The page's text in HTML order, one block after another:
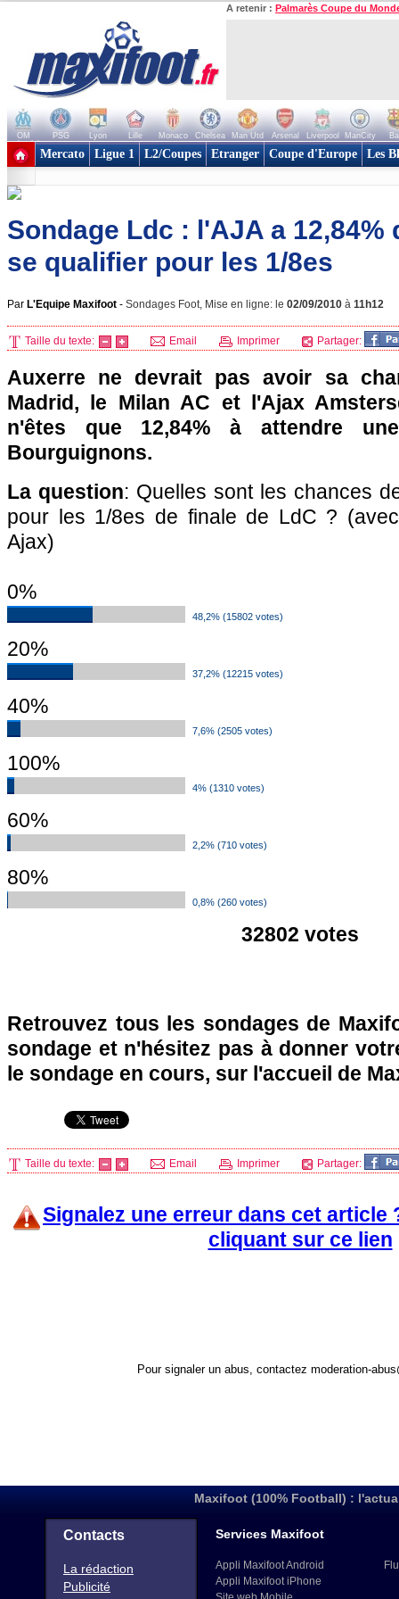
A retenir : Palmarès Coupe du
OM PSG Lyon Lille Monaco Chelsea Man Utd Arsenal Liverpool ManCity
+ de clubs
Mercato Ligue 1 L2/Coupes Etranger Coupe d'Europe Les
Sondage Ldc : l'AJA a 12,84%
se qualifier pour les 1/8es
Par L'Equipe Maxifoot - Sondages Foot, Mise en ligne: le 02/09/2010 à 11h12
Taille du texte: Email Imprimer Partager:
Auxerre ne devrait pas avoir sa
Madrid, le Milan AC et l'Ajax
n'êtes que 12,84% à attendre
Bourguignons.
La question: Quelles sont les chances
pour les 1/8es de finale de LdC ?
Ajax)
0%
48,2% (15802 votes)
20%
37,2% (12215 votes)
40%
7,6% (2505 votes)
100%
4% (1310 votes)
60%
2,2% (710 votes)
80%
0,8% (260 votes)
32802 votes
Retrouvez tous les sondages de
sondage et n'hésitez pas à donner
le sondage en cours, sur l'accueil de
Taille du texte: Email Imprimer Partager:
Signalez une erreur dans cet article
cliquant sur ce lien
Pour signaler un abus, contactez moderation-
Maxifoot (100% Football) :
Contacts
La rédaction
Publicité
Services Maxifoot
Appli Maxifoot Android
Appli Maxifoot iPhone